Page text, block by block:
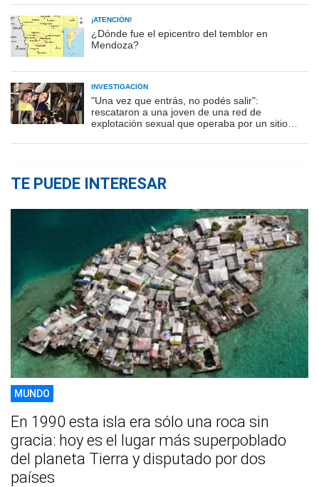
¡ATENCIÓN!
¿Dónde fue el epicentro del temblor en
Mendoza?
INVESTIGACIÓN
"Una vez que entrás, no podés salir":
rescataron a una joven de una red de
explotación sexual que operaba por un sitio
TE PUEDE INTERESAR
MUNDO
En 1990 esta isla era sólo una roca sin
gracia: hoy es el lugar más superpoblado
del planeta Tierra y disputado por dos
países